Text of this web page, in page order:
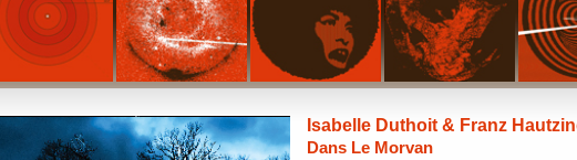
Isabelle Duthoit & Franz
Dans Le Morvan